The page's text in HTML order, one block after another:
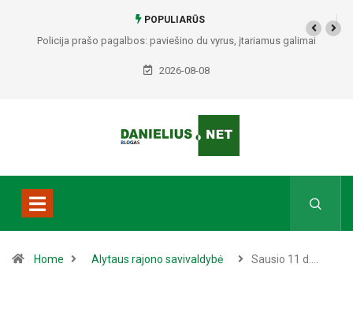
POPULIARŪS
Policija prašo pagalbos: paviešino du vyrus, įtariamus galimai
padariusius vagystes Alytuje ir Dauguose
2026-08-08
Home Alytaus rajono savivaldybė Sausio 11 d.…